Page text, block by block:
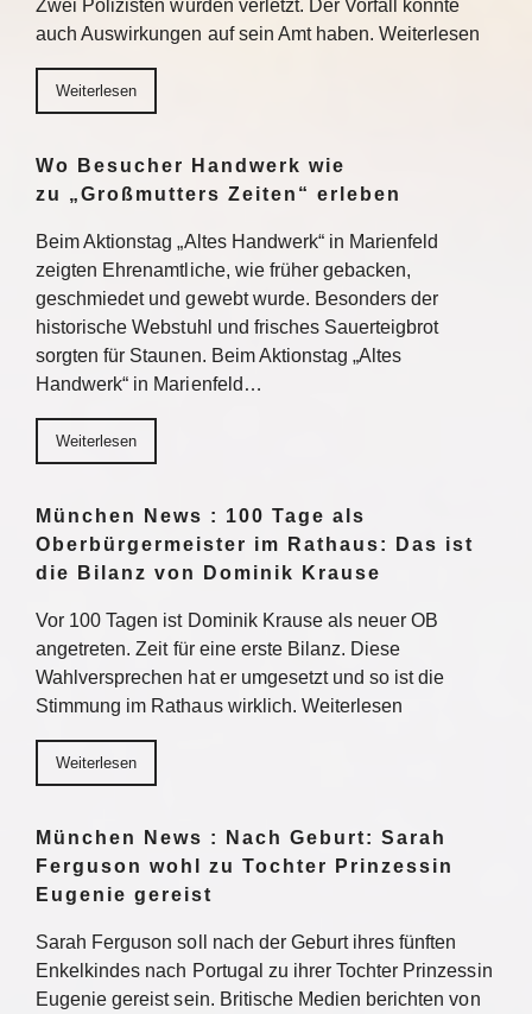
Zwei Polizisten wurden verletzt. Der Vorfall könnte
auch Auswirkungen auf sein Amt haben. Weiterlesen
Weiterlesen
Wo Besucher Handwerk wie
zu „Großmutters Zeiten“ erleben
Beim Aktionstag „Altes Handwerk“ in Marienfeld
zeigten Ehrenamtliche, wie früher gebacken,
geschmiedet und gewebt wurde. Besonders der
historische Webstuhl und frisches Sauerteigbrot
sorgten für Staunen. Beim Aktionstag „Altes
Handwerk“ in Marienfeld…
Weiterlesen
München News : 100 Tage als
Oberbürgermeister im Rathaus: Das ist
die Bilanz von Dominik Krause
Vor 100 Tagen ist Dominik Krause als neuer OB
angetreten. Zeit für eine erste Bilanz. Diese
Wahlversprechen hat er umgesetzt und so ist die
Stimmung im Rathaus wirklich. Weiterlesen
Weiterlesen
München News : Nach Geburt: Sarah
Ferguson wohl zu Tochter Prinzessin
Eugenie gereist
Sarah Ferguson soll nach der Geburt ihres fünften
Enkelkindes nach Portugal zu ihrer Tochter Prinzessin
Eugenie gereist sein. Britische Medien berichten von